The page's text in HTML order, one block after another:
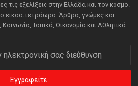
τις εξελίξεις στην Ελλάδα και τον κόσμο.
εικοσιτετράωρο. Άρθρα, γνώμες και
Τοπικά, Οικονομία και Αθλητικά.